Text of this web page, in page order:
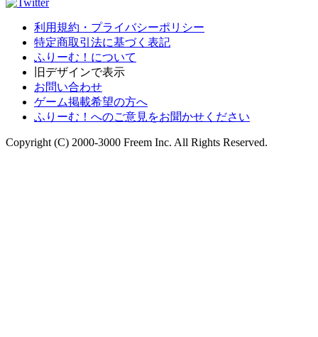
利用規約・プライバシーポリシー
特定商取引法に基づく表記
ふりーむ！について
旧デザインで表示
お問い合わせ
ゲーム掲載希望の方へ
ふりーむ！へのご意見をお聞かせください
Copyright (C) 2000-3000 Freem Inc. All Rights Reserved.